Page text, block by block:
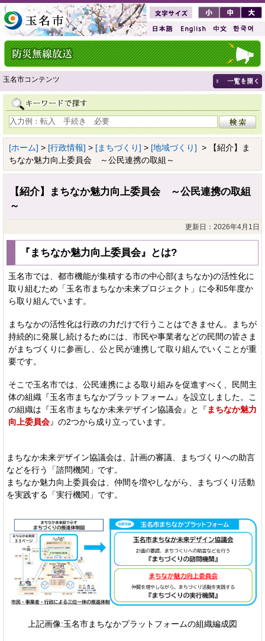
玉名市コンテンツ
[ホーム] > [行政情報] > [まちづくり] > [地域づくり] > 【紹介】ま
ちなか魅力向上委員会 ～公民連携の取組～
【紹介】まちなか魅力向上委員会 ～公民連携の取組
～
更新日：2026年4月1日
『まちなか魅力向上委員会』とは?
玉名市では、都市機能が集積する市の中心部(まちなか)の活性化に
取り組むため「玉名市まちなか未来プロジェクト」に令和5年度か
ら取り組んでいます。
まちなかの活性化は行政の力だけで行うことはできません。まちが
持続的に発展し続けるためには、市民や事業者などの民間の皆さま
がまちづくりに参画し、公と民が連携して取り組んでいくことが重
要です。
そこで玉名市では、公民連携による取り組みを促進すべく、民間主
体の組織『玉名市まちなかプラットフォーム』を設立しました。こ
の組織は『玉名市まちなか未来デザイン協議会』と『 まちなか魅力
向上委員会』の2つから成り立っています。
まちなか未来デザイン協議会は、計画の審議、まちづくりへの助言
などを行う「諮問機関」です。
まちなか魅力向上委員会は、仲間を増やしながら、まちづくり活動
を実践する「実行機関」です。
上記画像:玉名市まちなかプラットフォームの組織編成図